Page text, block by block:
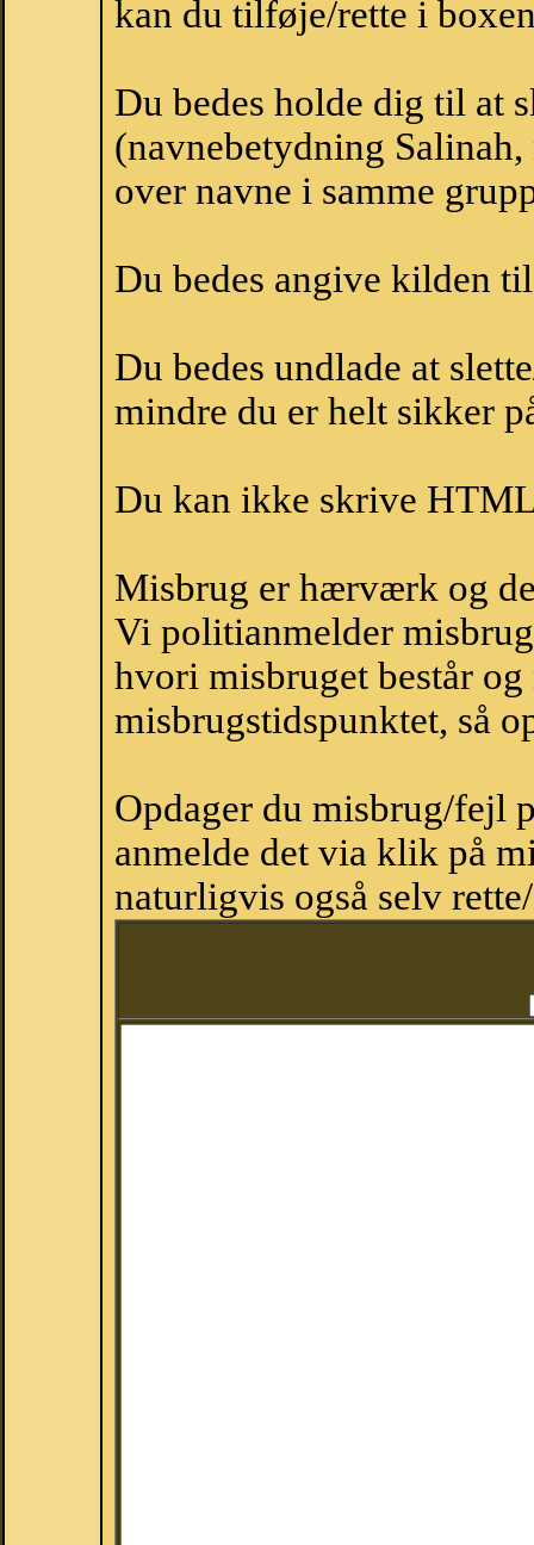
kan du tilføje/rette i
Du bedes holde dig til at
(navnebetydning
over navne i samme
Du bedes angive kilden
Du bedes undlade at
mindre du er helt sikker
Du kan ikke skrive
Misbrug er hærværk og
Vi politianmelder
hvori misbruget består
misbrugstidspunktet, så
Opdager du misbrug/fejl
anmelde det via klik på
naturligvis også selv